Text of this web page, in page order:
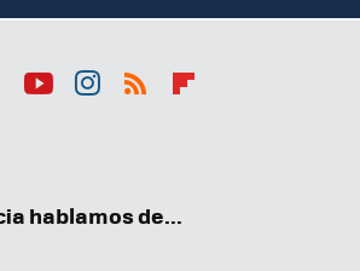
hablamos de...